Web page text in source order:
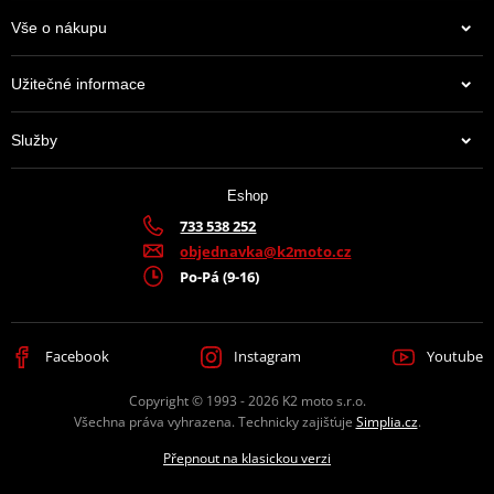
JT Sprockets je leader na trhu s kolečky a rozetami, který prodává
moderní továrnu plnou CNC strojů, které zpracovávají ty top
materiály, jaké se používají. A mají jich hodně. Prakticky na
D.I.D + JT
zlatá
Vše o nákupu
Užitečné informace
Služby
Eshop
733 538 252
objednavka@k2moto.cz
Po-Pá (9-16)
Facebook Instagram Youtube
Copyright © 1993 - 2026 K2 moto s.r.o.
Všechna práva vyhrazena. Technicky zajišťuje Simplia.cz.
Přepnout na klasickou verzi